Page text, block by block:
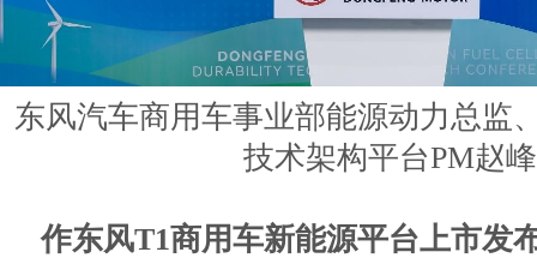
东风汽车商用车事业部能源动力总监
技术架构平台PM赵峰
作东风T1商用车新能源平台上市发